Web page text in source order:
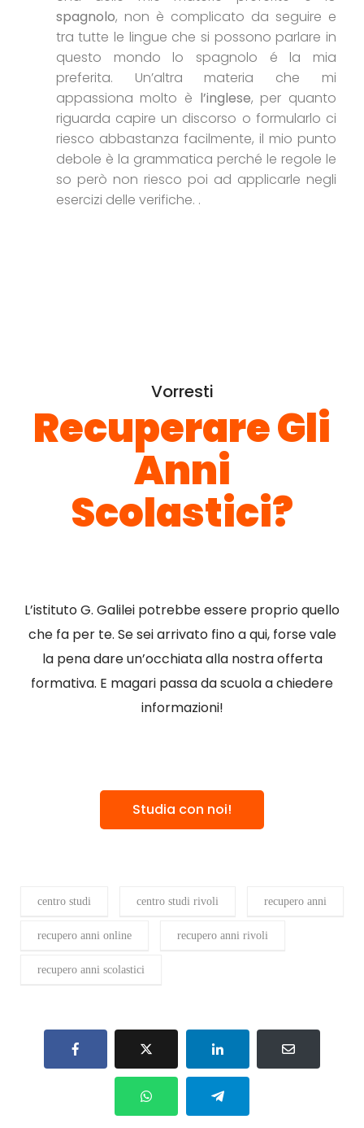
spagnolo, non è complicato da seguire e
tra tutte le lingue che si possono parlare in
questo mondo lo spagnolo é la mia
preferita. Un’altra materia che mi
appassiona molto è l’inglese, per quanto
riguarda capire un discorso o formularlo ci
riesco abbastanza facilmente, il mio punto
debole è la grammatica perché le regole le
so però non riesco poi ad applicarle negli
esercizi delle verifiche. .
Vorresti
Recuperare Gli
Anni
Scolastici?
L’istituto G. Galilei potrebbe essere proprio quello
che fa per te. Se sei arrivato fino a qui, forse vale
la pena dare un’occhiata alla nostra offerta
formativa. E magari passa da scuola a chiedere
informazioni!
Studia con noi!
centro studi centro studi rivoli recupero anni
recupero anni online recupero anni rivoli
recupero anni scolastici